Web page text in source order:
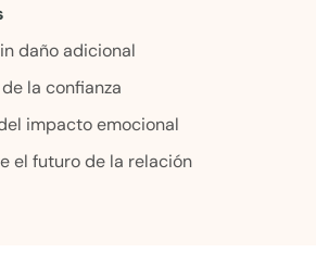
daño adicional
la confianza
impacto emocional
el futuro de la relación